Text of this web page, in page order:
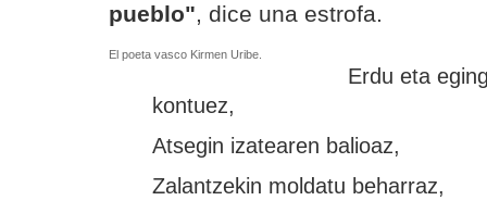
pueblo", dice una estrofa.
El poeta vasco Kirmen Uribe.
Erdu eta
kontuez,
Atsegin izatearen balioaz,
Zalantzekin moldatu beharraz,